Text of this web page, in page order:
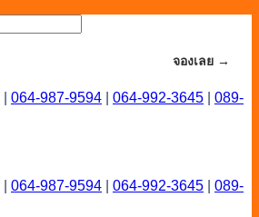
จองเลย →
064-987-9594 064-992-3645
089-
064-987-9594 064-992-3645
089-